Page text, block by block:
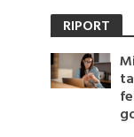
RIPORT